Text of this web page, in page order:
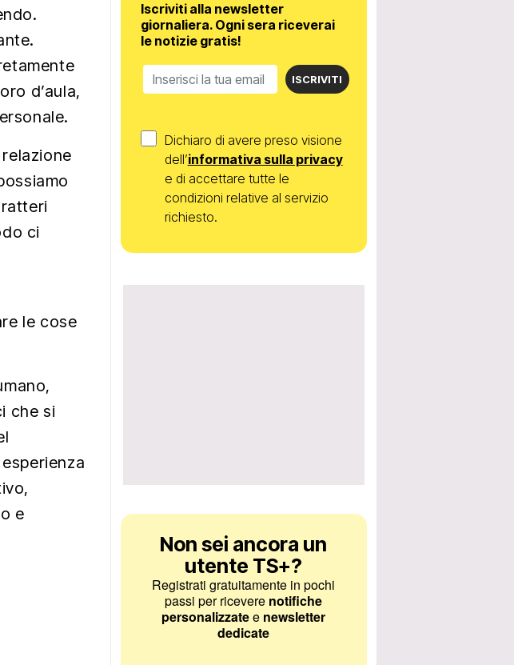
d’aula,
ci
le cose
che si
e
Iscriviti alla newsletter
giornaliera. Ogni sera riceverai
le notizie gratis!
ISCRIVITI
Dichiaro di avere preso visione
dell’informativa sulla privacy
e di accettare tutte le
condizioni relative al servizio
richiesto.
Non sei ancora un
utente TS+?
Registrati gratuitamente in pochi
passi per ricevere notifiche
personalizzatee newsletter
dedicate